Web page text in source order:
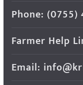
Phone: (0755)
Farmer Help
Email: